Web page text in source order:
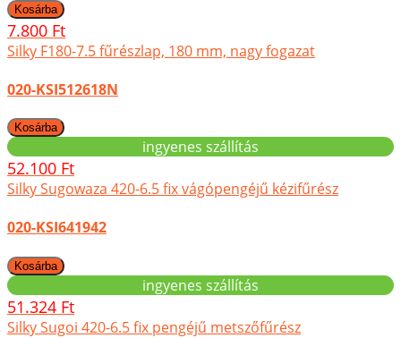
7.800 Ft
Silky F180-7.5 fűrészlap, 180 mm, nagy fogazat
020-KSI512618N
ingyenes szállítás
52.100 Ft
Silky Sugowaza 420-6.5 fix vágópengéjű kézifűrész
020-KSI641942
ingyenes szállítás
51.324 Ft
Silky Sugoi 420-6.5 fix pengéjű metszőfűrész